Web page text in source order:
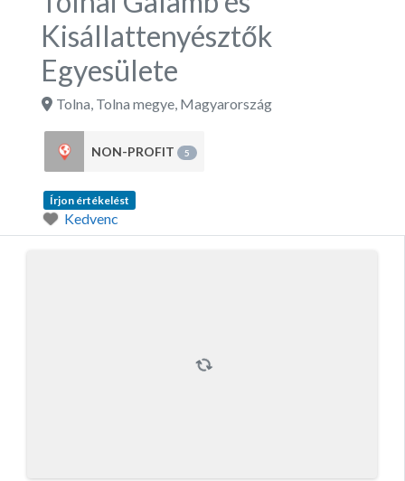
Kisállattenyésztők
Egyesülete
Tolna, Tolna megye, Magyarország
NON-PROFIT 5
Írjon értékelést
Kedvenc